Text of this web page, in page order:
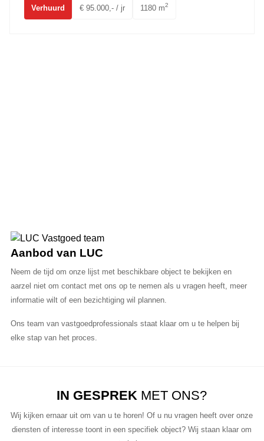
Verhuurd € 95.000,- / jr 1180 m2
Aanbod van LUC
Neem de tijd om onze lijst met beschikbare object te bekijken en
aarzel niet om contact met ons op te nemen als u vragen heeft, meer
informatie wilt of een bezichtiging wil plannen.
Ons team van vastgoedprofessionals staat klaar om u te helpen bij
elke stap van het proces.
IN GESPREK MET ONS?
Wij kijken ernaar uit om van u te horen! Of u nu vragen heeft over onze
diensten of interesse toont in een specifiek object? Wij staan klaar om